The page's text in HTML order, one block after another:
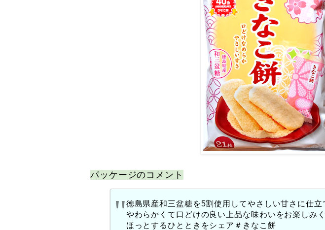
パッケージのコメント
徳島県産和三盆糖を5割使用してやさしい甘さに仕立
やわらかくて口どけの良い上品な味わいをお楽しみく
ほっとするひとときをシェア＃きなこ餅